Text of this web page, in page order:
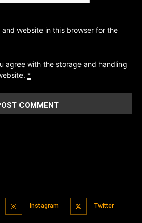
and website in this browser for the
agree with the storage and handling
*
Instagram Twitter